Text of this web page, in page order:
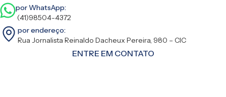
por WhatsApp:
(41)98504-4372
por endereço:
Rua Jornalista Reinaldo Dacheux Pereira, 980 – CIC
ENTRE EM CONTATO